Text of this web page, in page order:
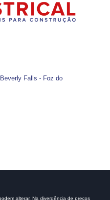
Falls - Foz do
alterar. Na divergência de preços